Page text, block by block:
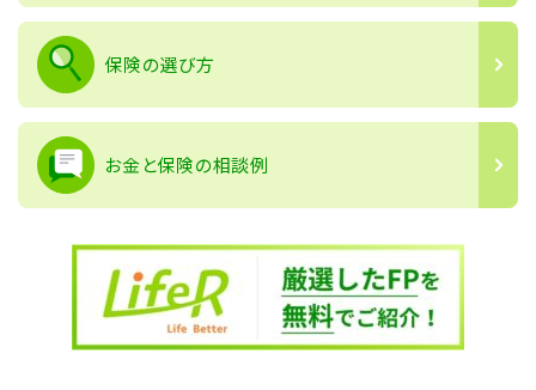
保険の選び方
お金と保険の相談例